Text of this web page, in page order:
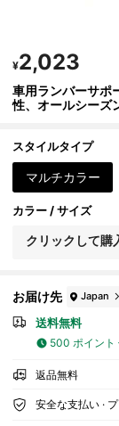
¥2,023
車用ランバーサポ
性、オールシーズ
スタイルタイプ
マルチカラー
カラー / サイズ
クリックして購
お届け先 Japan
送料無料
500 ポイント
返品無料
安全な支払い ·